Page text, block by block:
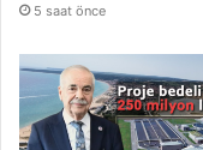
5 saat önce